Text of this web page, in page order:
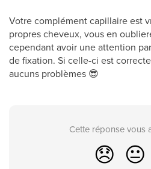
Votre complément capillaire est
propres cheveux, vous en
cependant avoir une attention
de fixation. Si celle-ci est
aucuns problèmes 😎
Cette réponse vous
😞 😐